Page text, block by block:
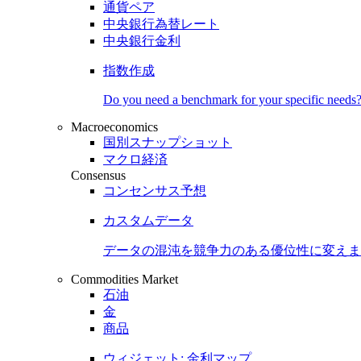
通貨ペア
中央銀行為替レート
中央銀行金利
指数作成
Do you need a benchmark for your specific needs?
Macroeconomics
国別スナップショット
マクロ経済
Consensus
コンセンサス予想
カスタムデータ
データの混沌を競争力のある優位性に変え
Commodities Market
石油
金
商品
ウィジェット: 金利マップ